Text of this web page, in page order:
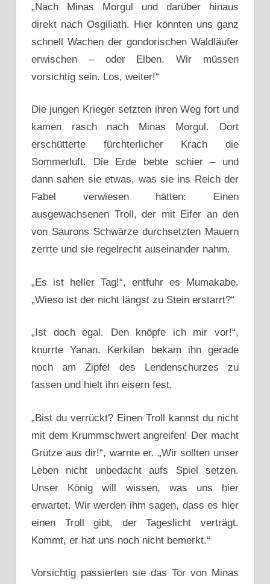
„Nach Minas Morgul und darüber hinaus
direkt nach Osgiliath. Hier könnten uns ganz
schnell Wachen der gondorischen Waldläufer
erwischen – oder Elben. Wir müssen
vorsichtig sein. Los, weiter!“
Die jungen Krieger setzten ihren Weg fort und
kamen rasch nach Minas Morgul. Dort
erschütterte fürchterlicher Krach die
Sommerluft. Die Erde bebte schier – und
dann sahen sie etwas, was sie ins Reich der
Fabel verwiesen hätten: Einen
ausgewachsenen Troll, der mit Eifer an den
von Saurons Schwärze durchsetzten Mauern
zerrte und sie regelrecht auseinander nahm.
„Es ist heller Tag!“, entfuhr es Mumakabe.
„Wieso ist der nicht längst zu Stein erstarrt?“
„Ist doch egal. Den knöpfe ich mir vor!“,
knurrte Yanan. Kerkilan bekam ihn gerade
noch am Zipfel des Lendenschurzes zu
fassen und hielt ihn eisern fest.
„Bist du verrückt? Einen Troll kannst du nicht
mit dem Krummschwert angreifen! Der macht
Grütze aus dir!“, warnte er. „Wir sollten unser
Leben nicht unbedacht aufs Spiel setzen.
Unser König will wissen, was uns hier
erwartet. Wir werden ihm sagen, dass es hier
einen Troll gibt, der Tageslicht verträgt.
Kommt, er hat uns noch nicht bemerkt.“
Vorsichtig passierten sie das Tor von Minas